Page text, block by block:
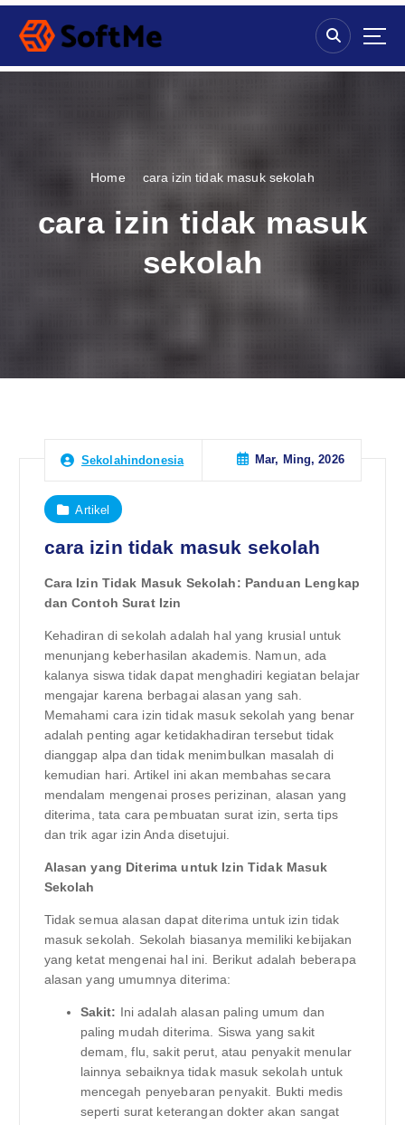
S
p
Home cara izin tidak masuk sekolah
cara izin tidak masuk
sekolah
Sekolahindonesia Mar, Ming, 2026
Artikel
cara izin tidak masuk sekolah
Cara Izin Tidak Masuk Sekolah: Panduan Lengkap
dan Contoh Surat Izin
Kehadiran di sekolah adalah hal yang krusial untuk
menunjang keberhasilan akademis. Namun, ada
kalanya siswa tidak dapat menghadiri kegiatan belajar
mengajar karena berbagai alasan yang sah.
Memahami cara izin tidak masuk sekolah yang benar
adalah penting agar ketidakhadiran tersebut tidak
dianggap alpa dan tidak menimbulkan masalah di
kemudian hari. Artikel ini akan membahas secara
mendalam mengenai proses perizinan, alasan yang
diterima, tata cara pembuatan surat izin, serta tips
dan trik agar izin Anda disetujui.
Alasan yang Diterima untuk Izin Tidak Masuk
Sekolah
Tidak semua alasan dapat diterima untuk izin tidak
masuk sekolah. Sekolah biasanya memiliki kebijakan
yang ketat mengenai hal ini. Berikut adalah beberapa
alasan yang umumnya diterima:
Sakit: Ini adalah alasan paling umum dan
paling mudah diterima. Siswa yang sakit
demam, flu, sakit perut, atau penyakit menular
lainnya sebaiknya tidak masuk sekolah untuk
mencegah penyebaran penyakit. Bukti medis
seperti surat keterangan dokter akan sangat